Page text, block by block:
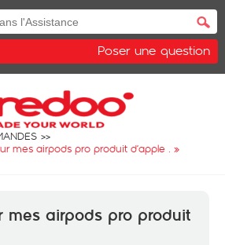
Poser une question
mes airpods pro produit d’apple . »
mes airpods pro produit